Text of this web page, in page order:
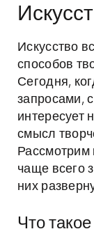
Искусство
способов
Сегодня,
запросами,
интересует
смысл
чаще всего
них
Что